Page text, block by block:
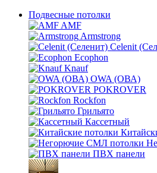
Подвесные потолки
AMF
Armstrong
Celenit
Ecophon
Knauf
OWA (ОВА)
POKROVER
Rockfon
Грильято
Кассетный
ПВХ панели